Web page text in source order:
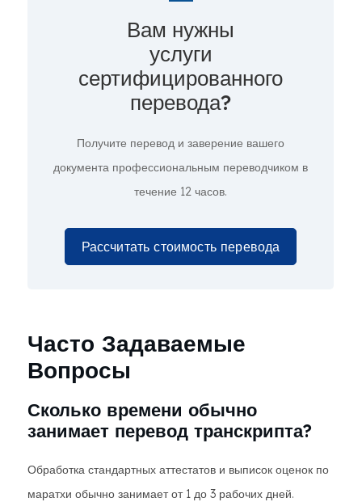
Вам нужны
услуги
сертифицированного
перевода?
Получите перевод и заверение вашего
документа профессиональным переводчиком в
течение 12 часов.
Рассчитать стоимость перевода
Часто Задаваемые
Вопросы
Сколько времени обычно
занимает перевод транскрипта?
Обработка стандартных аттестатов и выписок оценок по
маратхи обычно занимает от 1 до 3 рабочих дней.